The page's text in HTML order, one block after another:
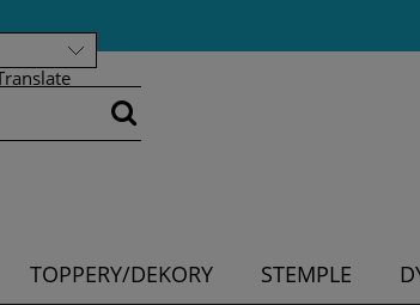
TOPPERY/DEKORY STEMPLE